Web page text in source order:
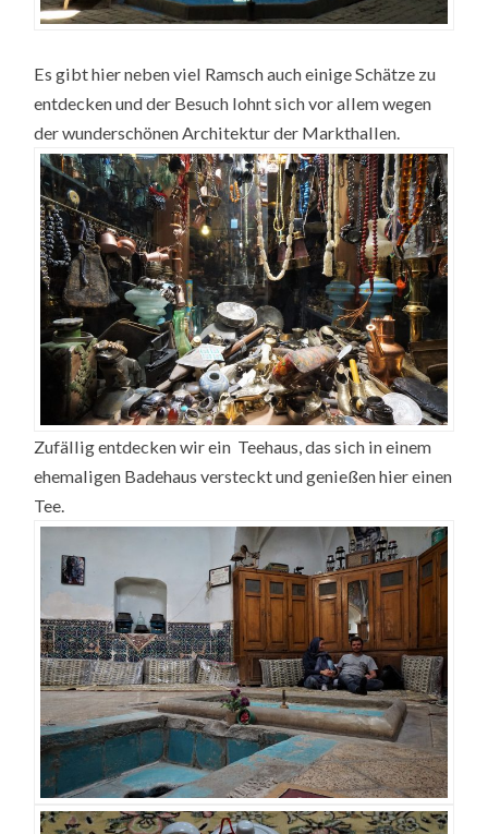
Es gibt hier neben viel Ramsch auch einige Schätze zu
entdecken und der Besuch lohnt sich vor allem wegen
der wunderschönen Architektur der Markthallen.
Zufällig entdecken wir ein Teehaus, das sich in einem
ehemaligen Badehaus versteckt und genießen hier einen
Tee.